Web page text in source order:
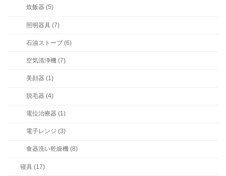
炊飯器 (5)
照明器具 (7)
石油ストーブ (6)
空気清浄機 (7)
美顔器 (1)
脱毛器 (4)
電位治療器 (1)
電子レンジ (3)
食器洗い乾燥機 (8)
寝具 (17)